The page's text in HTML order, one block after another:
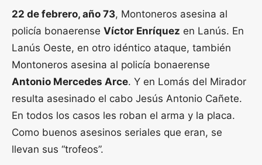
22 de febrero, año 73, Montoneros asesina al
policía bonaerense Víctor Enríquez en Lanús. En
Lanús Oeste, en otro idéntico ataque, también
Montoneros asesina al policía bonaerense
Antonio Mercedes Arce. Y en Lomás del Mirador
resulta asesinado el cabo Jesús Antonio Cañete.
En todos los casos les roban el arma y la placa.
Como buenos asesinos seriales que eran, se
llevan sus “trofeos”.